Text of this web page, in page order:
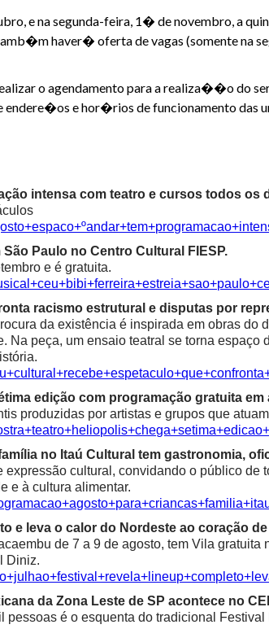
e na segunda-feira, 1� de novembro, a
haver� oferta de vagas (somente na
o agendamento para a realiza��o do
e hor�rios de funcionamento das
intensa com teatro e cursos todos os
Paulo no Centro Cultural FIESP.
e é gratuita.
racismo estrutural e disputas por
da existência é inspirada em obras do
Na peça, um ensaio teatral se torna espaço
edição com programação gratuita em
produzidas por artistas e grupos que
no Itaú Cultural tem gastronomia,
cultural, convidando o público
e à cultura alimentar.
e leva o calor do Nordeste ao coração
de 7 a 9 de agosto, tem Vila
Diniz.
da Zona Leste de SP acontece no
pessoas é o esquenta do tradicional